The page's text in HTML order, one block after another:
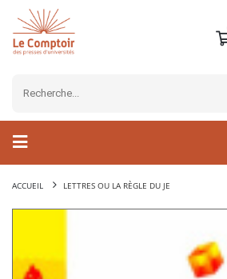
ACCUEIL LETTRES OU LA RÈGLE DU JE